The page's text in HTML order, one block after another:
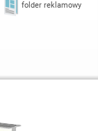
folder reklamowy